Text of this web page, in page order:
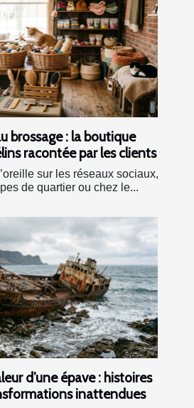
brossage : la boutique
racontée par les clients
sur les réseaux sociaux,
de quartier ou chez le...
d’une épave : histoires
inattendues